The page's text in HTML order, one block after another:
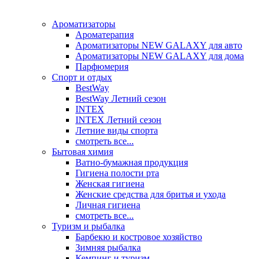
Ароматизаторы
Ароматерапия
Ароматизаторы NEW GALAXY для авто
Ароматизаторы NEW GALAXY для дома
Парфюмерия
Спорт и отдых
BestWay
BestWay Летний сезон
INTEX
INTEX Летний сезон
Летние виды спорта
смотреть все...
Бытовая химия
Ватно-бумажная продукция
Гигиена полости рта
Женская гигиена
Женские средства для бритья и ухода
Личная гигиена
смотреть все...
Туризм и рыбалка
Барбекю и костровое хозяйство
Зимняя рыбалка